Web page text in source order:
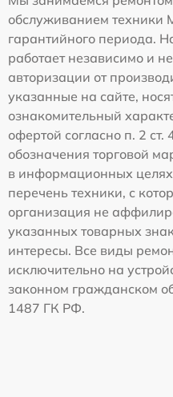
обслуживанием техники
гарантийного периода.
работает независимо и
авторизации от
указанные на сайте,
ознакомительный
офертой согласно п. 2
обозначения торговой
в информационных
перечень техники, с
организация не
указанных товарных
интересы. Все виды
исключительно на
законном гражданском
1487 ГК РФ.